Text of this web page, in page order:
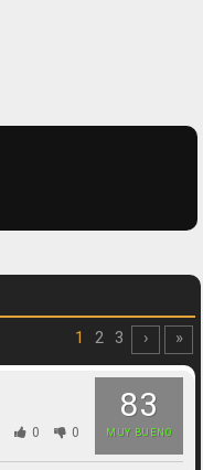
1 2 3 › »
83
MUY BUENO
0 0